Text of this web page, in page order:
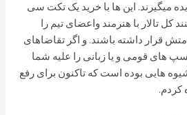
میگیرند. این ها با خرید یک تکت سی
کل تالار با هنرمند واعضای تیم را
قرار داشته باشند. و اگر تقاضاهای
های قومی و یا زبانی را علیه شما
شیوه هایی بوده است که تاکنون برای رفع
کردم.